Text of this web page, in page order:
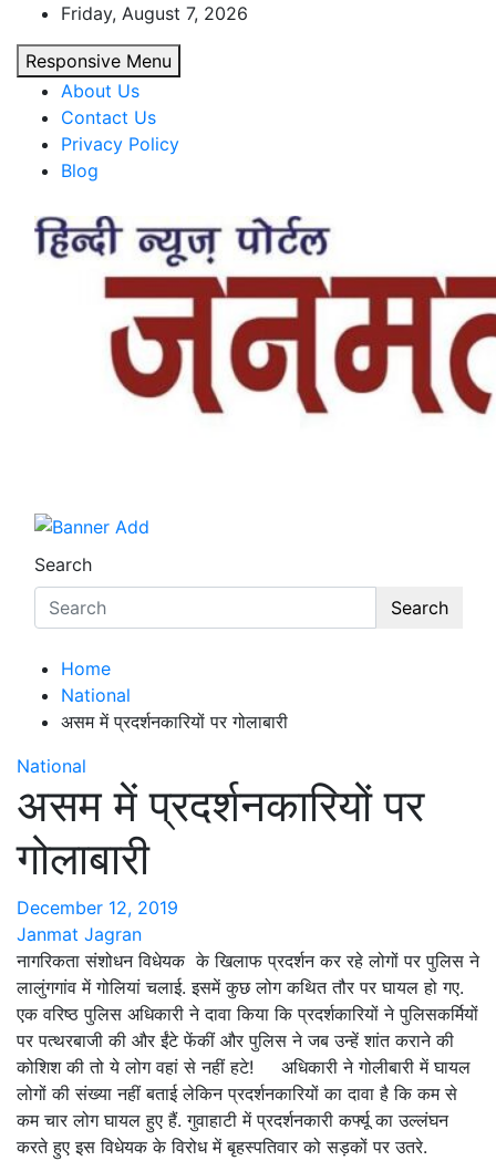
content
Friday, August 7, 2026
Responsive Menu
About Us
Contact Us
Privacy Policy
Blog
Search
Search
Home
National
असम में प्रदर्शनकारियों पर गोलाबारी
National
असम में प्रदर्शनकारियों पर
गोलाबारी
December 12, 2019
Janmat Jagran
नागरिकता संशोधन विधेयक के खिलाफ प्रदर्शन कर रहे लोगों पर पुलिस ने
लालुंगगांव में गोलियां चलाई. इसमें कुछ लोग कथित तौर पर घायल हो गए.
एक वरिष्ठ पुलिस अधिकारी ने दावा किया कि प्रदर्शकारियों ने पुलिसकर्मियों
पर पत्थरबाजी की और ईंटे फेंकीं और पुलिस ने जब उन्हें शांत कराने की
कोशिश की तो ये लोग वहां से नहीं हटे! अधिकारी ने गोलीबारी में घायल
लोगों की संख्या नहीं बताई लेकिन प्रदर्शनकारियों का दावा है कि कम से
कम चार लोग घायल हुए हैं. गुवाहाटी में प्रदर्शनकारी कर्फ्यू का उल्लंघन
करते हुए इस विधेयक के विरोध में बृहस्पतिवार को सड़कों पर उतरे.